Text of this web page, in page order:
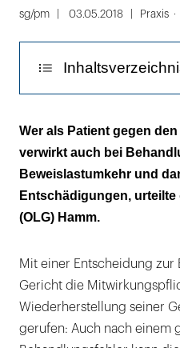
sg/pm 03.05.2018 Praxis
Der Patient hatte
verlassen
Dokumentation
Wer als Patient gegen
verwirkt auch bei
Beweislastumkehr und
Entschädigungen,
(OLG) Hamm.
Mit einer Entscheidung zur
Gericht die
Wiederherstellung seiner
gerufen: Auch nach einem